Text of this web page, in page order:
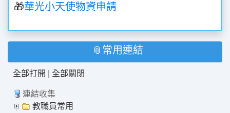
🎁華光小天使物資申請
📎常用連結
全部打開 全部關閉
連結收集
教職員常用